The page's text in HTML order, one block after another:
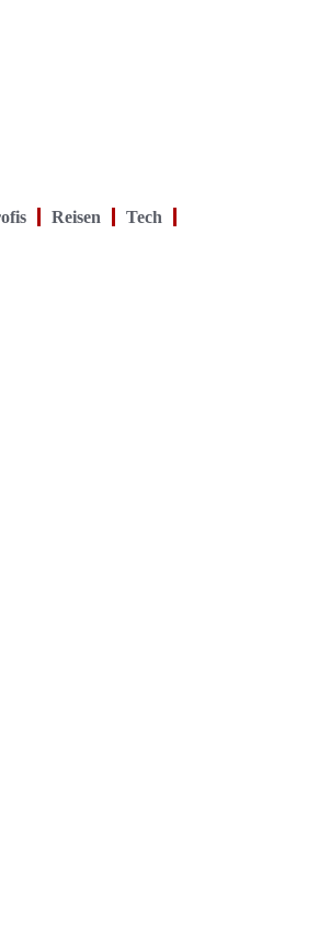
Reisen Tech